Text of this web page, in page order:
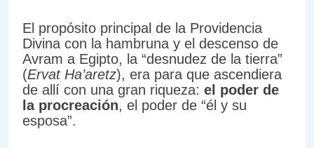
El propósito principal de la Providencia
Divina con la hambruna y el descenso de
Avram a Egipto, la “desnudez de la tierra”
(Ervat Ha’aretz), era para que ascendiera
de allí con una gran riqueza: el poder de
la procreación, el poder de “él y su
esposa”.